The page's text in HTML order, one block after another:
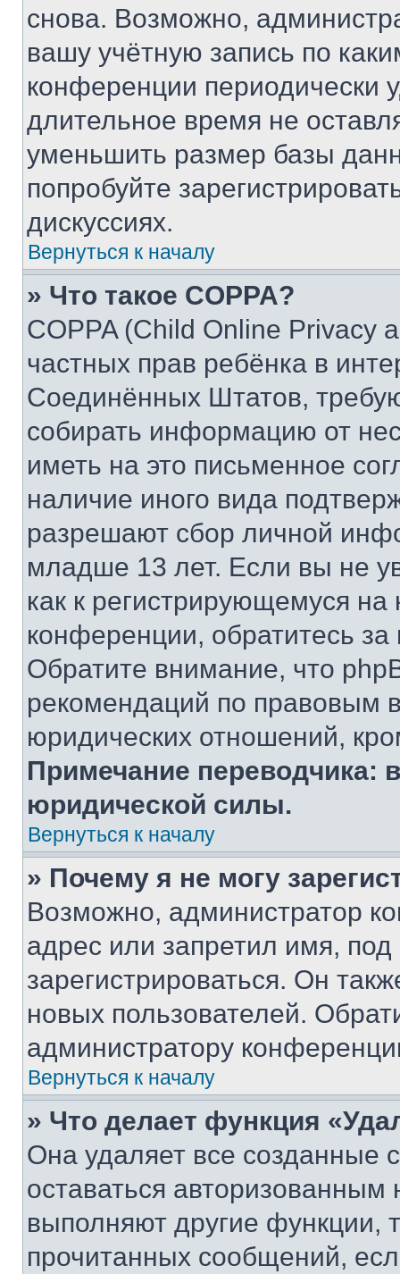
снова. Возможно,
вашу учётную запись по
конференции периодически
длительное время не
уменьшить размер базы
попробуйте
дискуссиях.
Вернуться к началу
» Что такое COPPA?
COPPA (Child Online Privacy
частных прав ребёнка в
Соединённых Штатов,
собирать информацию от
иметь на это письменное
наличие иного вида
разрешают сбор личной
младше 13 лет. Если вы не
как к регистрирующемуся
конференции, обратитесь
Обратите внимание, что
рекомендаций по правовым
юридических отношений,
Примечание переводчика:
юридической силы.
Вернуться к началу
» Почему я не могу
Возможно, администратор
адрес или запретил имя,
зарегистрироваться. Он
новых пользователей.
администратору
Вернуться к началу
» Что делает функция
Она удаляет все созданные
оставаться
выполняют другие функции,
прочитанных сообщений,